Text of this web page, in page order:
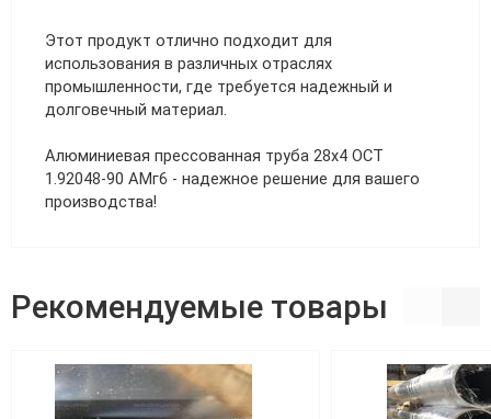
Этот продукт отлично подходит для
использования в различных отраслях
промышленности, где требуется надежный и
долговечный материал.
Алюминиевая прессованная труба 28х4 ОСТ
1.92048-90 АМг6 - надежное решение для вашего
производства!
Рекомендуемые товары